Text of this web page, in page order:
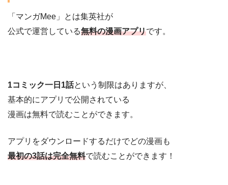
「マンガMee」とは集英社が
公式で運営している無料の漫画アプリです。
1コミック一日1話という制限はありますが、
基本的にアプリで公開されている
漫画は無料で読むことができます。
アプリをダウンロードするだけでどの漫画も
最初の3話は完全無料で読むことができます！